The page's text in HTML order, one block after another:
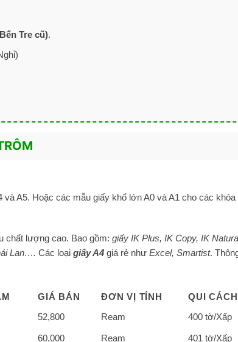
Tre cũ).
A5. Hoặc các mẫu giấy khổ lớn A0 và A1 cho các khóa
chất lượng cao. Bao gồm: giấy IK Plus, IK Copy, IK
Lan…. Các loại giấy A4 giá rẻ như Excel, Smartist.
GIÁ BÁN ĐƠN VỊ TÍNH
QUI CÁCH
52,800 Ream 400 tờ/Xấp
60,000 Ream 401 tờ/Xấp